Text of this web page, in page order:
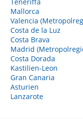
Mallorca
Valencia
Costa de la Luz
Costa Brava
Madrid
Costa Dorada
Kastilien-Leon
Gran Canaria
Asturien
Lanzarote